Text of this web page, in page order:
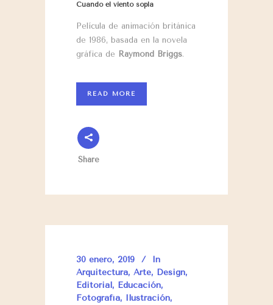
Cuando el viento sopla
Película de animación británica
de 1986, basada en la novela
gráfica de Raymond Briggs.
READ MORE
Share
30 enero, 2019
In
Arquitectura, Arte, Design,
Editorial, Educación,
Fotografía, Ilustración,